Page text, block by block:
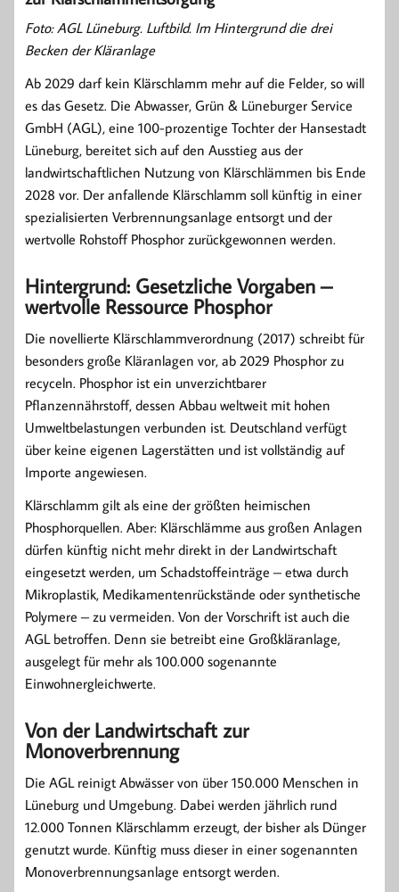
Foto: AGL Lüneburg. Luftbild. Im Hintergrund die drei
Becken der Kläranlage
Ab 2029 darf kein Klärschlamm mehr auf die Felder, so will
es das Gesetz. Die Abwasser, Grün & Lüneburger Service
GmbH (AGL), eine 100-prozentige Tochter der Hansestadt
Lüneburg, bereitet sich auf den Ausstieg aus der
landwirtschaftlichen Nutzung von Klärschlämmen bis Ende
2028 vor. Der anfallende Klärschlamm soll künftig in einer
spezialisierten Verbrennungsanlage entsorgt und der
wertvolle Rohstoff Phosphor zurückgewonnen werden.
Hintergrund: Gesetzliche Vorgaben –
wertvolle Ressource Phosphor
Die novellierte Klärschlammverordnung (2017) schreibt für
besonders große Kläranlagen vor, ab 2029 Phosphor zu
recyceln. Phosphor ist ein unverzichtbarer
Pflanzennährstoff, dessen Abbau weltweit mit hohen
Umweltbelastungen verbunden ist. Deutschland verfügt
über keine eigenen Lagerstätten und ist vollständig auf
Importe angewiesen.
Klärschlamm gilt als eine der größten heimischen
Phosphorquellen. Aber: Klärschlämme aus großen Anlagen
dürfen künftig nicht mehr direkt in der Landwirtschaft
eingesetzt werden, um Schadstoffeinträge – etwa durch
Mikroplastik, Medikamentenrückstände oder synthetische
Polymere – zu vermeiden. Von der Vorschrift ist auch die
AGL betroffen. Denn sie betreibt eine Großkläranlage,
ausgelegt für mehr als 100.000 sogenannte
Einwohnergleichwerte.
Von der Landwirtschaft zur
Monoverbrennung
Die AGL reinigt Abwässer von über 150.000 Menschen in
Lüneburg und Umgebung. Dabei werden jährlich rund
12.000 Tonnen Klärschlamm erzeugt, der bisher als Dünger
genutzt wurde. Künftig muss dieser in einer sogenannten
Monoverbrennungsanlage entsorgt werden.